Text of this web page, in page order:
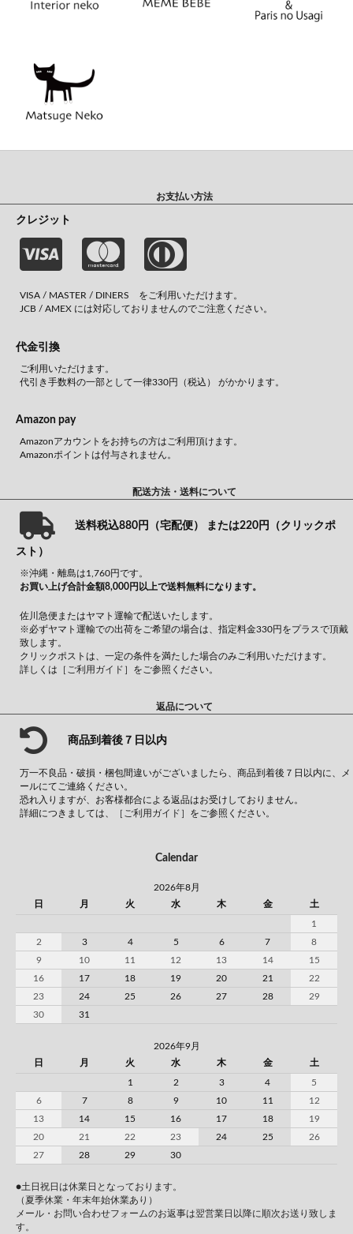
お支払い方法
クレジット
VISA / MASTER / DINERS をご利用いただけます。
JCB / AMEX には対応しておりませんのでご注意ください。
代金引換
ご利用いただけます。
代引き手数料の一部として一律330円（税込） がかかります。
Amazon pay
Amazonアカウントをお持ちの方はご利用頂けます。
Amazonポイントは付与されません。
配送方法・送料について
送料税込880円（宅配便） または220円（クリックポ
スト）
※沖縄・離島は1,760円です。
お買い上げ合計金額8,000円以上で送料無料になります。
佐川急便またはヤマト運輸で配送いたします。
※必ずヤマト運輸での出荷をご希望の場合は、指定料金330円をプラスで頂戴
致します。
クリックポストは、一定の条件を満たした場合のみご利用いただけます。
詳しくは ［ご利用ガイド］ をご参照ください。
返品について
商品到着後７日以内
万一不良品・破損・梱包間違いがございましたら、商品到着後７日以内に、メ
ールにてご連絡ください。
恐れ入りますが、お客様都合による返品はお受けしておりません。
詳細につきましては、
［ご利用ガイド］ をご参照ください。
Calendar
2026年8月
日
月 火 水 木 金 土
1
2
3 4 5 6 7
8
9
10 11 12 13 14
15
16
17 18 19 20 21
22
23
24 25 26 27 28
29
30
31
2026年9月
日
月 火 水 木 金 土
1 2 3 4
5
6
7 8 9 10 11
12
13
14 15 16 17 18
19
20
21 22 23 24 25
26
27
28 29 30
●土日祝日は休業日となっております。
（夏季休業・年末年始休業あり）
メール・お問い合わせフォームのお返事は翌営業日以降に順次お送り致しま
す。